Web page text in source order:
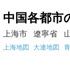
中国各都市
上海市 遼寧省
上海地図 大連地図